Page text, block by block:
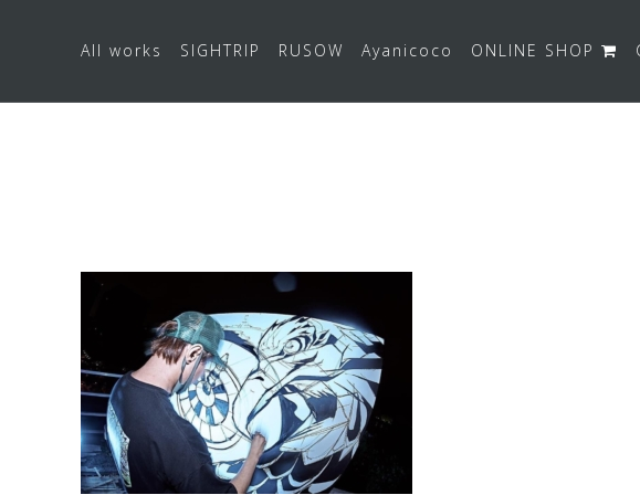
All works SIGHTRIP RUSOW Ayanicoco ONLINE SHOP